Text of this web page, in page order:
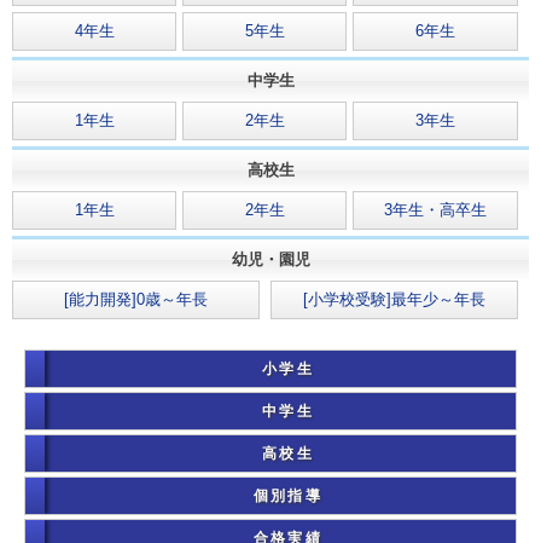
4年生 5年生 6年生
中学生
1年生 2年生 3年生
高校生
1年生 2年生 3年生・高卒生
幼児・園児
[能力開発]0歳～年長 [小学校受験]最年少～年長
小学生
中学生
高校生
個別指導
合格実績